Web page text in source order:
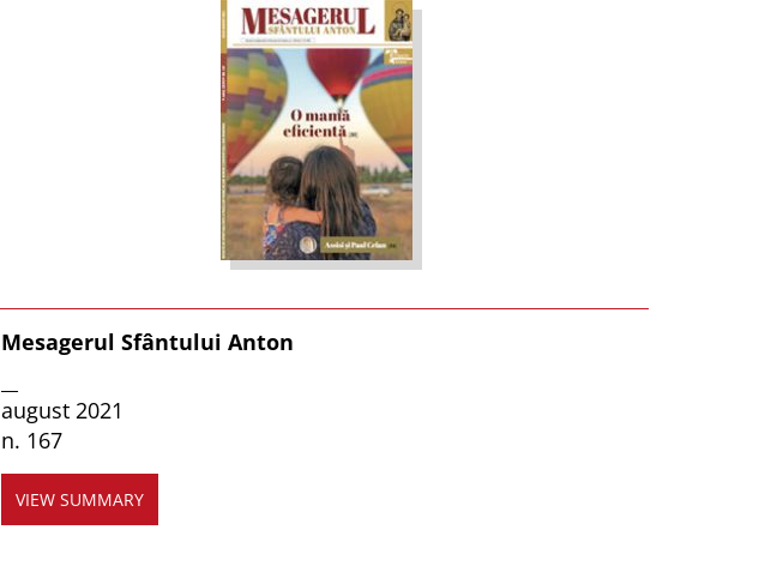
Mesagerul Sfântului Anton
august 2021
n. 167
VIEW SUMMARY